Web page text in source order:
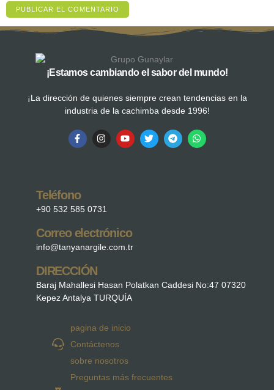
¡Estamos cambiando el sabor del mundo!
¡La dirección de quienes siempre crean tendencias en la
industria de la cachimba desde 1996!
Teléfono
+90 532 585 0731
Correo electrónico
info@tanyanargile.com.tr
DIRECCIÓN
Baraj Mahallesi Hasan Polatkan Caddesi No:47 07320
Kepez Antalya TURQUÍA
pagina de inicio
Contáctenos
sobre nosotros
Preguntas más frecuentes